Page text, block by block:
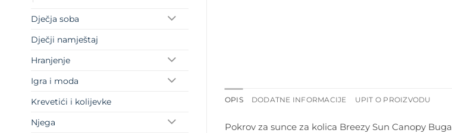
Dječja soba
Dječji namještaj
Hranjenje
Igra i moda
Krevetići i kolijevke
Njega
OPIS DODATNE INFORMACIJE UPIT O PROIZVODU
Pokrov za sunce za kolica Breezy Sun Canopy